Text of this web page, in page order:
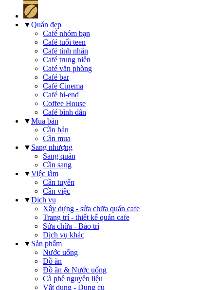
▼Quán đẹp
Café nhóm bạn
Café tuổi teen
Café tình nhân
Café trung niên
Café văn phòng
Café bar
Café Cinema
Café hi-end
Coffee House
Café bình dân
▼Mua bán
Cần bán
Cần mua
▼ Sang nhượng
Sang quán
Cần sang
▼Việc làm
Cần tuyển
Cần việc
▼Dịch vụ
Xây dựng - sửa chữa quán cafe
Trang trí - thiết kế quán cafe
Sửa chữa - Bảo trì
Dịch vụ khác
▼ Sản phẩm
Nước uống
Đồ ăn
Đồ ăn & Nước uống
Cà phê nguyên liệu
Vật dụng - Dụng cụ